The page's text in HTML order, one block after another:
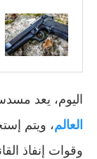
اليوم، يعد
العالم، ويتم